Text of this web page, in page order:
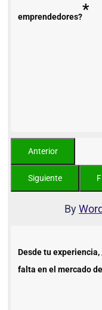
emprendedores?*
By
Desde tu
falta en el mercado